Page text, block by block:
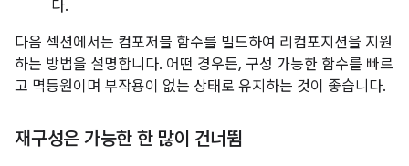
다.
다음 섹션에서는 컴포저블 함수를 빌드하여 리컴포지션을 지원
하는 방법을 설명합니다. 어떤 경우든, 구성 가능한 함수를 빠르
고 멱등원이며 부작용이 없는 상태로 유지하는 것이 좋습니다.
재구성은 가능한 한 많이 건너뜀